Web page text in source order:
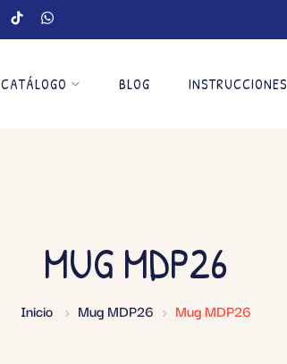
CATÁLOGO BLOG INSTRUCCIONES
MUG MDP26
Inicio Mug MDP26 Mug MDP26